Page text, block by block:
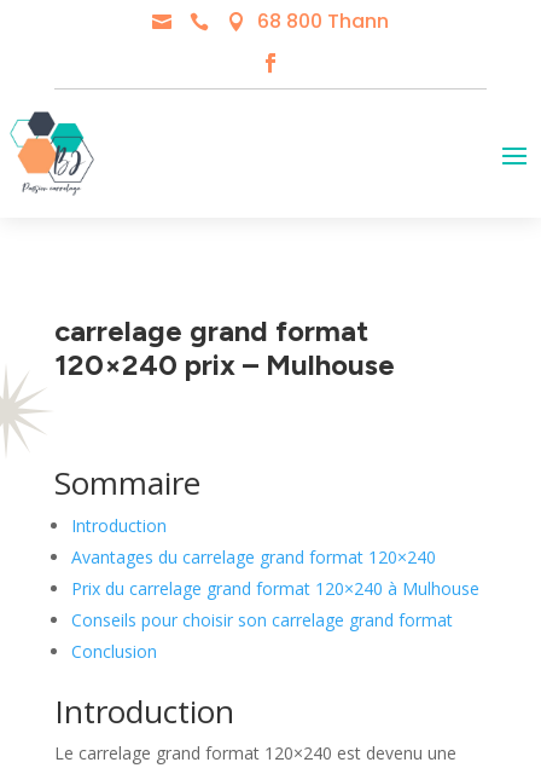
   68 800 Thann
carrelage grand format
120×240 prix – Mulhouse
Sommaire
Introduction
Avantages du carrelage grand format 120×240
Prix du carrelage grand format 120×240 à Mulhouse
Conseils pour choisir son carrelage grand format
Conclusion
Introduction
Le carrelage grand format 120×240 est devenu une